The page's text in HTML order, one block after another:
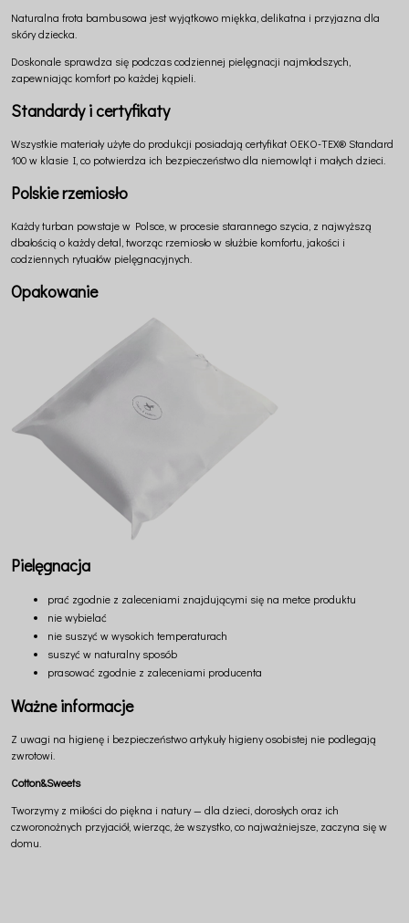
Naturalna frota bambusowa jest wyjątkowo miękka, delikatna i przyjazna dla
skóry dziecka.
Doskonale sprawdza się podczas codziennej pielęgnacji najmłodszych,
zapewniając komfort po każdej kąpieli.
Standardy i certyfikaty
Wszystkie materiały użyte do produkcji posiadają certyfikat OEKO-TEX® Standard
100 w klasie I, co potwierdza ich bezpieczeństwo dla niemowląt i małych dzieci.
Polskie rzemiosło
Każdy turban powstaje w Polsce, w procesie starannego szycia, z najwyższą
dbałością o każdy detal, tworząc rzemiosło w służbie komfortu, jakości i
codziennych rytuałów pielęgnacyjnych.
Opakowanie
Pielęgnacja
prać zgodnie z zaleceniami znajdującymi się na metce produktu
nie wybielać
nie suszyć w wysokich temperaturach
suszyć w naturalny sposób
prasować zgodnie z zaleceniami producenta
Ważne informacje
Z uwagi na higienę i bezpieczeństwo artykuły higieny osobistej nie podlegają
zwrotowi.
Cotton&Sweets
Tworzymy z miłości do piękna i natury — dla dzieci, dorosłych oraz ich
czworonożnych przyjaciół, wierząc, że wszystko, co najważniejsze, zaczyna się w
domu.